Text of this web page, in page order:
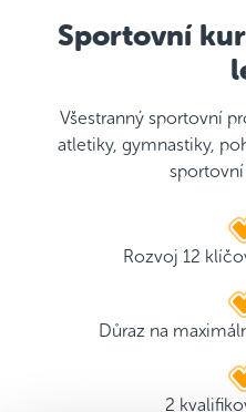
Sportovní
Všestranný sportovní
atletiky, gymnastiky,
Rozvoj 12
Důraz na
2